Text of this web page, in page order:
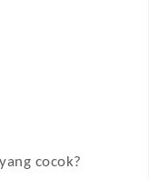
cocok?